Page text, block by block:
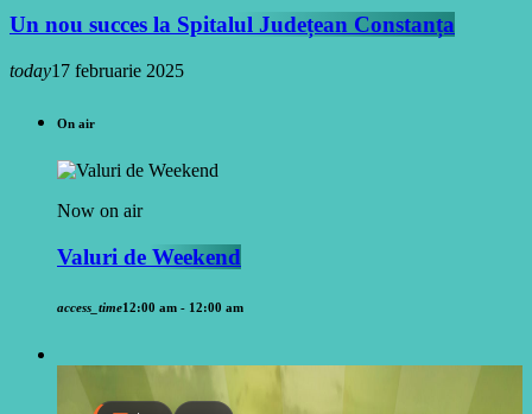
Un nou succes la Spitalul Județean Constanța
today17 februarie 2025
On air
Now on air
Valuri de Weekend
access_time12:00 am - 12:00 am